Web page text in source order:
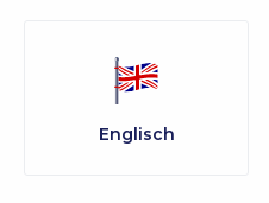
Englisch